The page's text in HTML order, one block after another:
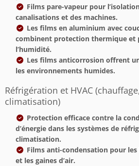
Films pare-vapeur pour
canalisations et des machines.
Les films en aluminium avec
combinent protection thermique et
l’humidité.
Les films anticorrosion offrent
les environnements humides.
Réfrigération et HVAC
climatisation)
Protection efficace contre la
d’énergie dans les systèmes de
climatisation.
Films anti-condensation pour
et les gaines d’air.